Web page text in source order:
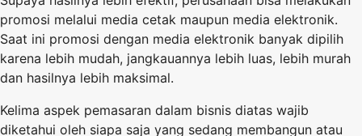
promosi melalui media cetak maupun media elektronik.
Saat ini promosi dengan media elektronik banyak dipilih
karena lebih mudah, jangkauannya lebih luas, lebih murah
dan hasilnya lebih maksimal.
Kelima aspek pemasaran dalam bisnis diatas wajib
diketahui oleh siapa saja yang sedang membangun atau